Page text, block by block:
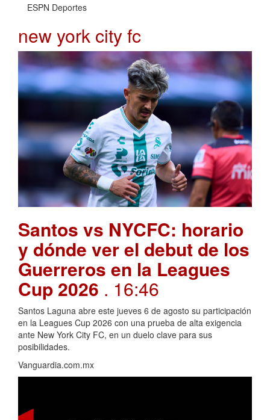
ESPN Deportes
new york city fc
Santos vs NYCFC: horario
y dónde ver el debut de los
Guerreros en la Leagues
Cup 2026 . 16:46
Santos Laguna abre este jueves 6 de agosto su participación
en la Leagues Cup 2026 con una prueba de alta exigencia
ante New York City FC, en un duelo clave para sus
posibilidades.
Vanguardia.com.mx